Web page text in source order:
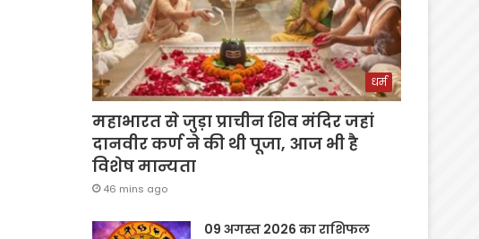
धर्म
महाभारत से जुड़ा प्राचीन शिव मंदिर जहां
दानवीर कर्ण ने की थी पूजा, आज भी है
विशेष मान्यता
46 mins ago
09 अगस्त 2026 का राशिफल